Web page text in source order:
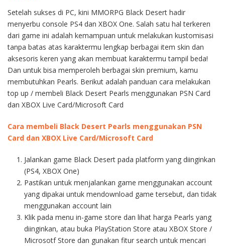
Setelah sukses di PC, kini MMORPG Black Desert hadir
menyerbu console PS4 dan XBOX One. Salah satu hal terkeren
dari game ini adalah kemampuan untuk melakukan kustomisasi
tanpa batas atas karaktermu lengkap berbagai item skin dan
aksesoris keren yang akan membuat karaktermu tampil beda!
Dan untuk bisa memperoleh berbagai skin premium, kamu
membutuhkan Pearls. Berikut adalah panduan cara melakukan
top up / membeli Black Desert Pearls menggunakan PSN Card
dan XBOX Live Card/Microsoft Card
Cara membeli Black Desert Pearls menggunakan PSN
Card dan XBOX Live Card/Microsoft Card
Jalankan game Black Desert pada platform yang diinginkan
(PS4, XBOX One)
Pastikan untuk menjalankan game menggunakan account
yang dipakai untuk mendownload game tersebut, dan tidak
menggunakan account lain
Klik pada menu in-game store dan lihat harga Pearls yang
diinginkan, atau buka PlayStation Store atau XBOX Store /
Microsotf Store dan gunakan fitur search untuk mencari